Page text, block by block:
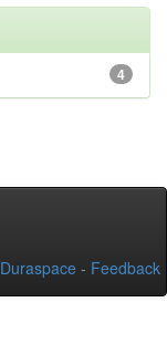
4
Duraspace - Feedback